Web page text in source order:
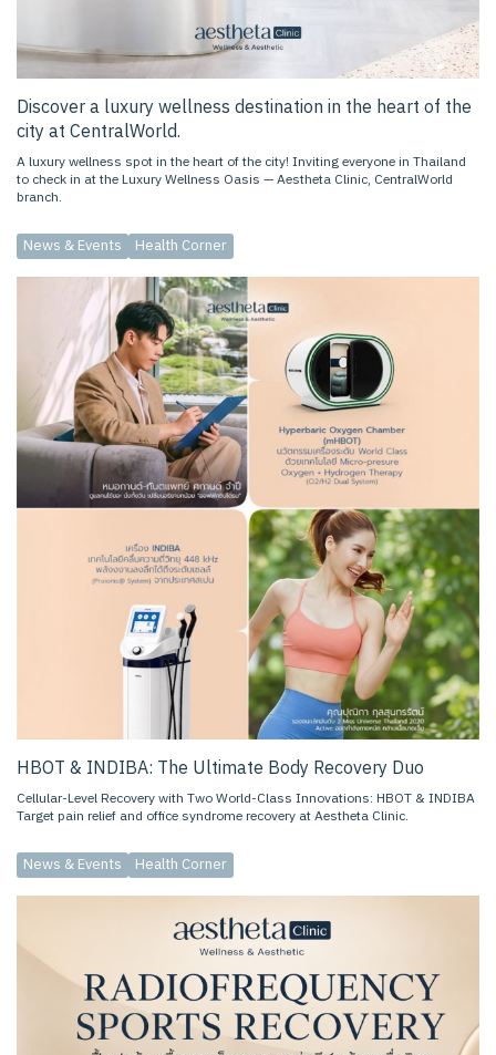
Discover a luxury wellness destination in the heart of the
city at CentralWorld.
A luxury wellness spot in the heart of the city! Inviting everyone in Thailand
to check in at the Luxury Wellness Oasis — Aestheta Clinic, CentralWorld
branch.
News & Events Health Corner
HBOT & INDIBA: The Ultimate Body Recovery Duo
Cellular-Level Recovery with Two World-Class Innovations: HBOT & INDIBA
Target pain relief and office syndrome recovery at Aestheta Clinic.
News & Events Health Corner